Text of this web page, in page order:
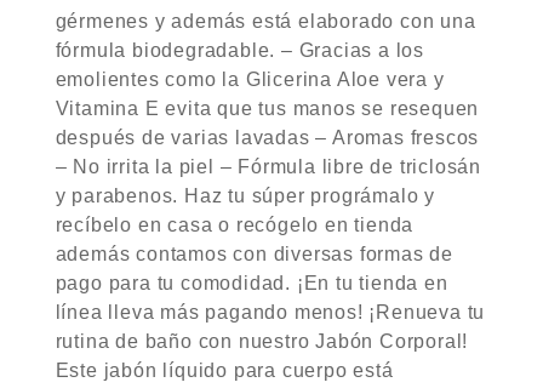
gérmenes y además está elaborado con una
fórmula biodegradable. – Gracias a los
emolientes como la Glicerina Aloe vera y
Vitamina E evita que tus manos se resequen
después de varias lavadas – Aromas frescos
– No irrita la piel – Fórmula libre de triclosán
y parabenos. Haz tu súper prográmalo y
recíbelo en casa o recógelo en tienda
además contamos con diversas formas de
pago para tu comodidad. ¡En tu tienda en
línea lleva más pagando menos! ¡Renueva tu
rutina de baño con nuestro Jabón Corporal!
Este jabón líquido para cuerpo está